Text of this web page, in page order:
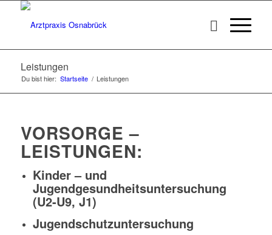
Leistungen
Du bist hier: Startseite / Leistungen
VORSORGE –
LEISTUNGEN:
Kinder – und
Jugendgesundheitsuntersuchung
(U2-U9, J1)
Jugendschutzuntersuchung